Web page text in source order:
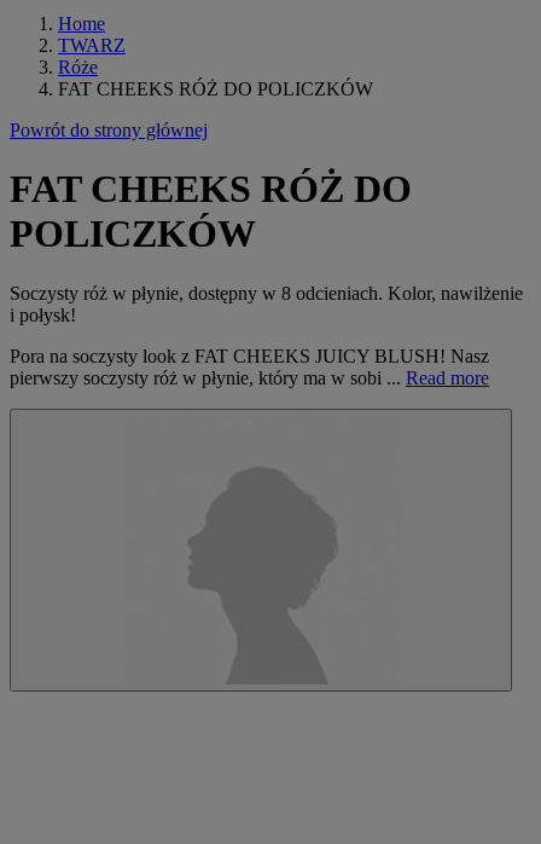
Home
TWARZ
Róże
FAT CHEEKS RÓŻ DO POLICZKÓW
Powrót do strony głównej
FAT CHEEKS RÓŻ DO
POLICZKÓW
Soczysty róż w płynie, dostępny w 8 odcieniach. Kolor, nawilżenie
i połysk!
Pora na soczysty look z FAT CHEEKS JUICY BLUSH! Nasz
pierwszy soczysty róż w płynie, który ma w sobi ... Read more